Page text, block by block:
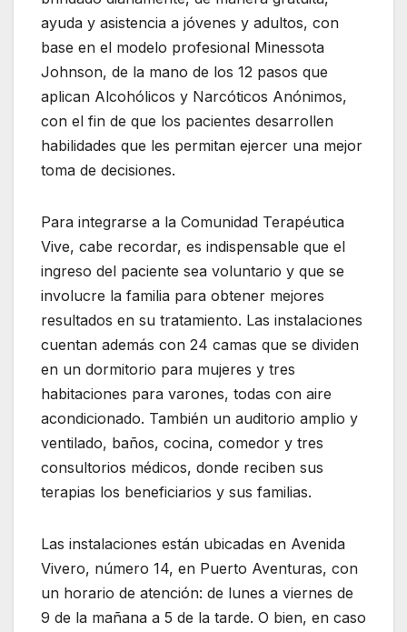
ayuda y asistencia a jóvenes y adultos, con
base en el modelo profesional Minessota
Johnson, de la mano de los 12 pasos que
aplican Alcohólicos y Narcóticos Anónimos,
con el fin de que los pacientes desarrollen
habilidades que les permitan ejercer una mejor
toma de decisiones.
Para integrarse a la Comunidad Terapéutica
Vive, cabe recordar, es indispensable que el
ingreso del paciente sea voluntario y que se
involucre la familia para obtener mejores
resultados en su tratamiento. Las instalaciones
cuentan además con 24 camas que se dividen
en un dormitorio para mujeres y tres
habitaciones para varones, todas con aire
acondicionado. También un auditorio amplio y
ventilado, baños, cocina, comedor y tres
consultorios médicos, donde reciben sus
terapias los beneficiarios y sus familias.
Las instalaciones están ubicadas en Avenida
Vivero, número 14, en Puerto Aventuras, con
un horario de atención: de lunes a viernes de
9 de la mañana a 5 de la tarde. O bien, en caso